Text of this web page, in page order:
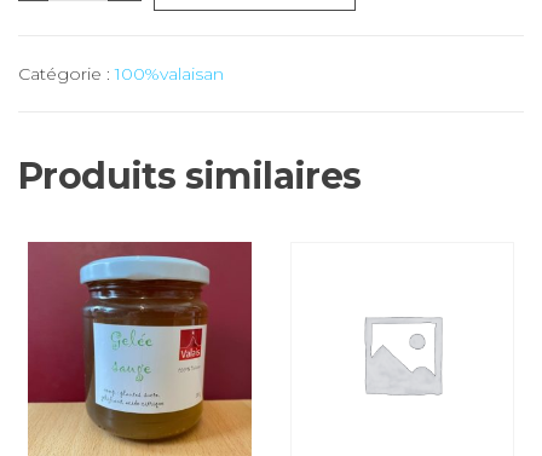
Fleur
(100%
Catégorie :100%valaisan
Produits similaires